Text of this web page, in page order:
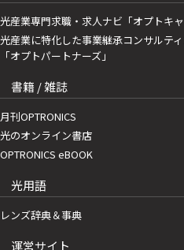
光産業専門求職・求人ナビ「オプトキャ
光産業に特化した事業継承コンサルテ
「オプトパートナーズ」
書籍 / 雑誌
月刊OPTRONICS
光のオンライン書店
OPTRONICS eBOOK
光用語
レンズ辞典＆事典
運営サイト